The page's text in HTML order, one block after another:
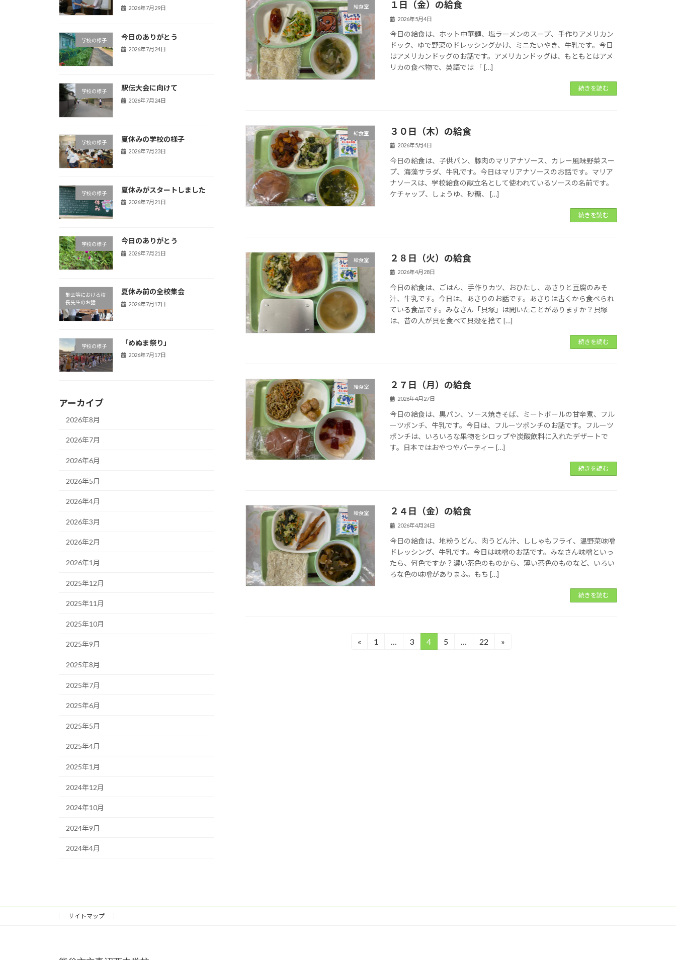
給食室 １日（金）の給食
2026年5月4日
今日の給食は、ホット中華麺、塩ラーメンのスープ、手作りアメリカン
ドック、ゆで野菜のドレッシングかけ、ミニたいやき、牛乳です。今日
はアメリカンドッグのお話です。アメリカンドッグは、もともとはアメ
リカの食べ物で、英語では 「 […]
続きを読む
給食室 ３０日（木）の給食
2026年5月4日
今日の給食は、子供パン、豚肉のマリアナソース、カレー風味野菜スー
プ、海藻サラダ、牛乳です。今日はマリアナソースのお話です。マリア
ナソースは、学校給食の献立名として使われているソースの名前です。
ケチャップ、しょうゆ、砂糖、 […]
続きを読む
給食室 ２８日（火）の給食
2026年4月28日
今日の給食は、ごはん、手作りカツ、おひたし、あさりと豆腐のみそ
汁、牛乳です。今日は、あさりのお話です。あさりは古くから食べられ
ている食品です。みなさん「貝塚」は聞いたことがありますか？貝塚
は、昔の人が貝を食べて貝殻を捨て […]
続きを読む
給食室 ２７日（月）の給食
2026年4月27日
今日の給食は、黒パン、ソース焼きそば、ミートボールの甘辛煮、フル
ーツポンチ、牛乳です。今日は、フルーツポンチのお話です。フルーツ
ポンチは、いろいろな果物をシロップや炭酸飲料に入れたデザートで
す。日本ではおやつやパーティー […]
続きを読む
給食室 ２４日（金）の給食
2026年4月24日
今日の給食は、地粉うどん、肉うどん汁、ししゃもフライ、温野菜味噌
ドレッシング、牛乳です。今日は味噌のお話です。みなさん味噌といっ
たら、何色ですか？濃い茶色のものから、薄い茶色のものなど、いろい
ろな色の味噌がありまふ。もち […]
続きを読む
«
固
1 …
固
3
固
4
固
5 …
固
22 »
2026年7月29日
学校の様子 今日のありがとう
2026年7月24日
学校の様子 駅伝大会に向けて
2026年7月24日
学校の様子 夏休みの学校の様子
2026年7月23日
学校の様子 夏休みがスタートしました
2026年7月21日
学校の様子 今日のありがとう
2026年7月21日
集会等における校
長先生のお話
夏休み前の全校集会
2026年7月17日
学校の様子 「めぬま祭り」
2026年7月17日
アーカイブ
2026年8月
2026年7月
2026年6月
2026年5月
2026年4月
2026年3月
2026年2月
2026年1月
2025年12月
2025年11月
2025年10月
2025年9月
2025年8月
2025年7月
2025年6月
2025年5月
2025年4月
2025年1月
2024年12月
2024年10月
2024年9月
2024年4月
サイトマップ